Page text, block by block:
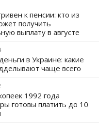
к пенсии: кто из
получить
выплату в августе
в Украине: какие
чаще всего
1992 года
готовы платить до 10